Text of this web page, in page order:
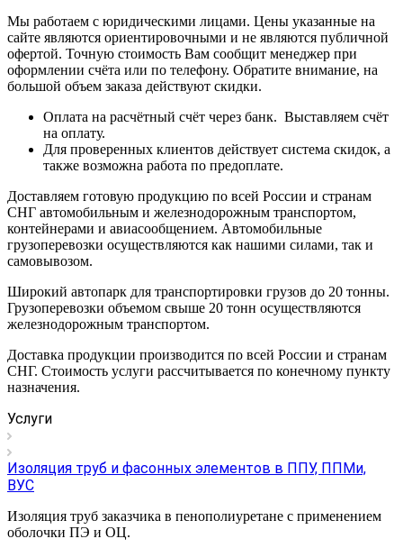
Мы работаем с юридическими лицами. Цены указанные на
сайте являются ориентировочными и не являются публичной
офертой. Точную стоимость Вам сообщит менеджер при
оформлении счёта или по телефону. Обратите внимание, на
большой объем заказа действуют скидки.
Оплата на расчётный счёт через банк. Выставляем счёт
на оплату.
Для проверенных клиентов действует система скидок, а
также возможна работа по предоплате.
Доставляем готовую продукцию по всей России и странам
СНГ автомобильным и железнодорожным транспортом,
контейнерами и авиасообщением. Автомобильные
грузоперевозки осуществляются как нашими силами, так и
самовывозом.
Широкий автопарк для транспортировки грузов до 20 тонны.
Грузоперевозки объемом свыше 20 тонн осуществляются
железнодорожным транспортом.
Доставка продукции производится по всей России и странам
СНГ. Стоимость услуги рассчитывается по конечному пункту
назначения.
Услуги
Изоляция труб и фасонных элементов в ППУ, ППМи,
ВУС
Изоляция труб заказчика в пенополиуретане с применением
оболочки ПЭ и ОЦ.